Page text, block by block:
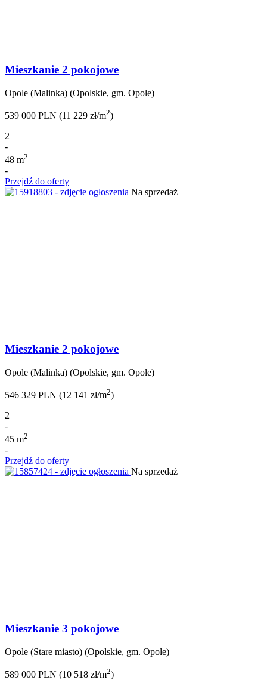
Mieszkanie 2 pokojowe
Opole (Malinka) (Opolskie, gm. Opole)
539 000 PLN (11 229 zł/m2)
2
-
48 m2
-
Przejdź do oferty
Na sprzedaż
Mieszkanie 2 pokojowe
Opole (Malinka) (Opolskie, gm. Opole)
546 329 PLN (12 141 zł/m2)
2
-
45 m2
-
Przejdź do oferty
Na sprzedaż
Mieszkanie 3 pokojowe
Opole (Stare miasto) (Opolskie, gm. Opole)
589 000 PLN (10 518 zł/m2)